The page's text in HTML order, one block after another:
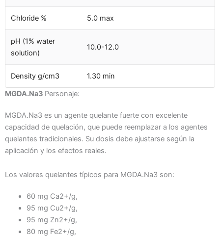
Chloride % 5.0 max
pH (1% water
solution)
10.0-12.0
Density g/cm3
1.30 min
MGDA.Na3 Personaje:
MGDA.Na3 es un agente quelante fuerte con excelente
capacidad de quelación, que puede reemplazar a los agentes
quelantes tradicionales. Su dosis debe ajustarse según la
aplicación y los efectos reales.
Los valores quelantes típicos para MGDA.Na3 son:
60 mg Ca2+/g,
95 mg Cu2+/g,
95 mg Zn2+/g,
80 mg Fe2+/g,